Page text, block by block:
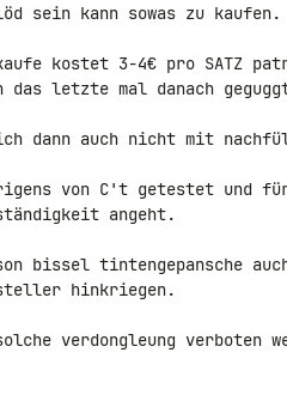
sein kann sowas zu kaufen.
kostet 3-4€ pro SATZ
letzte mal danach
dann auch nicht mit
von C't getestet und für
angeht.
bissel tintengepansche
hinkriegen.
verdongleung verboten